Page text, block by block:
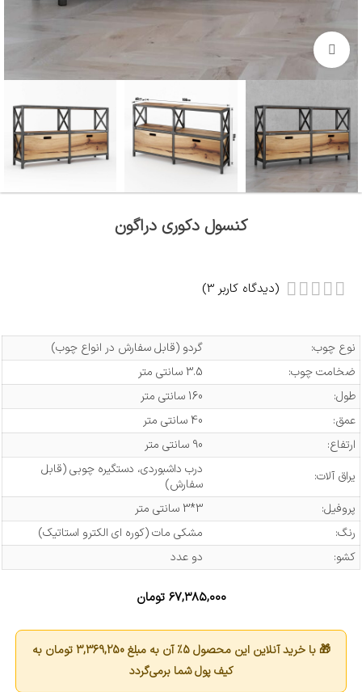
بزرگنمایی تصویر
کنسول دکوری دراگون
(دیدگاه کاربر 3
)
نوع چوب:
گردو (قابل سفارش در انواع چوب)
ضخامت چوب:
3.5 سانتی متر
طول:
160 سانتی متر
عمق:
40 سانتی متر
ارتفاع:
90 سانتی متر
یراق آلات:
درب داشبوردی، دستگیره چوبی (قابل
سفارش)
پروفیل:
3*3 سانتی متر
رنگ:
مشکی مات (کوره ای الکترو استاتیک)
کشو:
دو عدد
۶۷,۳۸۵,۰۰۰ تومان
🎁 با خرید آنلاین این محصول 5٪ آن به مبلغ 3,369,250تومان به
کیف پول شما برمی‌گردد